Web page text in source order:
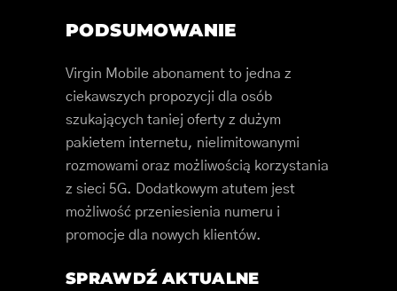
PODSUMOWANIE
Virgin Mobile abonament to jedna z
ciekawszych propozycji dla osób
szukających taniej oferty z dużym
pakietem internetu, nielimitowanymi
rozmowami oraz możliwością korzystania
z sieci 5G. Dodatkowym atutem jest
możliwość przeniesienia numeru i
promocje dla nowych klientów.
SPRAWDŹ AKTUALNE